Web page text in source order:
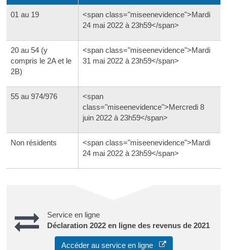
01 au 19
<span class="miseenevidence">Mardi
24 mai 2022 à 23h59</span>
20 au 54 (y
compris le 2A et le
2B)
<span class="miseenevidence">Mardi
31 mai 2022 à 23h59</span>
55 au 974/976
<span
class="miseenevidence">Mercredi 8
juin 2022 à 23h59</span>
Non résidents
<span class="miseenevidence">Mardi
24 mai 2022 à 23h59</span>
Service en ligne
Déclaration 2022 en ligne des revenus de 2021
Accéder au service en ligne